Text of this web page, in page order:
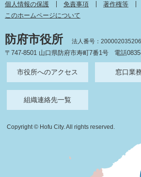
個人情報の保護 免責事項
著作権等
このホームページについて
防府市役所 法人番号：
〒747-8501 山口県防府市寿町7番1号 電話
市役所へのアクセス 窓口業
組織連絡先一覧
Copyright © Hofu City. All rights reserved.